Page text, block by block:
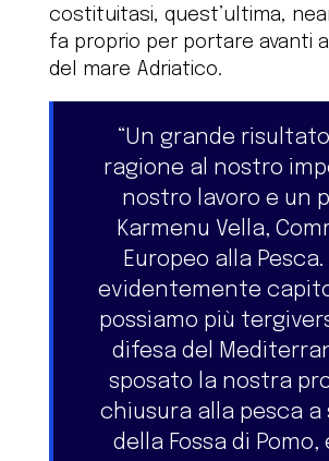
costituitasi, quest’ultima,
fa proprio per portare avanti
del mare Adriatico.
“Un grande
ragione al nostro
nostro lavoro e un
Karmenu Vella,
Europeo alla Pesca.
evidentemente
possiamo più
difesa del
sposato la nostra
chiusura alla pesca
della Fossa di Pomo,